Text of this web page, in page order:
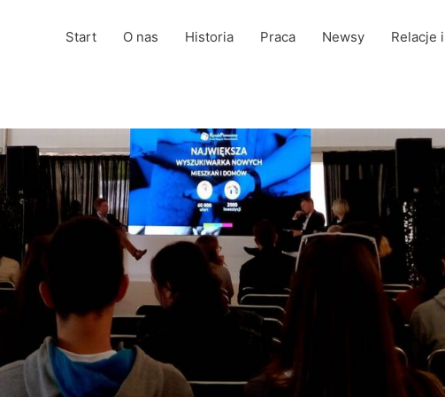
Start O nas Historia Praca Newsy Relacje